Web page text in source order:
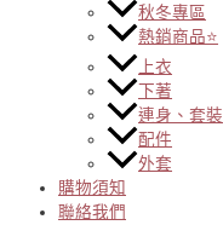
秋冬專區
熱銷商品⭐
上衣
下著
連身、套裝
配件
外套
購物須知
聯絡我們